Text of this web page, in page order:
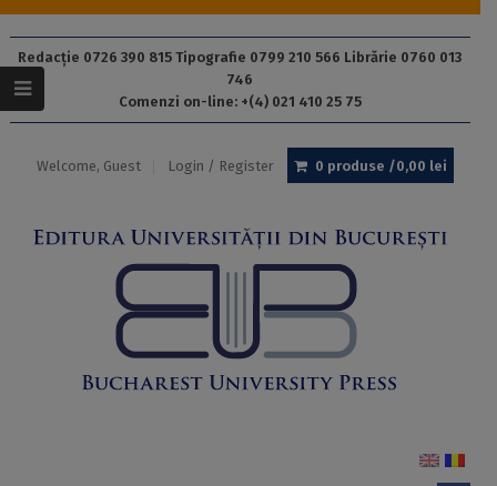
Redacție 0726 390 815 Tipografie 0799 210 566 Librărie 0760 013
746
Comenzi on-line: +(4) 021 410 25 75
Welcome, Guest Login / Register 0 produse /0,00 lei